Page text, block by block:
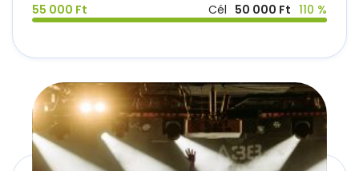
55 000 Ft Cél 50 000 Ft 110 %